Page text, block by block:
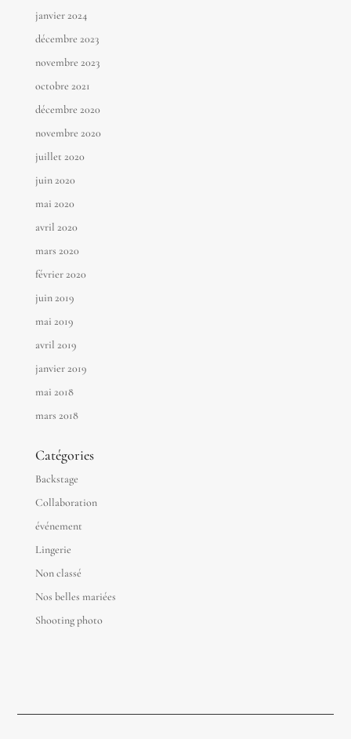
janvier 2024
décembre 2023
novembre 2023
octobre 2021
décembre 2020
novembre 2020
juillet 2020
juin 2020
mai 2020
avril 2020
mars 2020
février 2020
juin 2019
mai 2019
avril 2019
janvier 2019
mai 2018
mars 2018
Catégories
Backstage
Collaboration
événement
Lingerie
Non classé
Nos belles mariées
Shooting photo